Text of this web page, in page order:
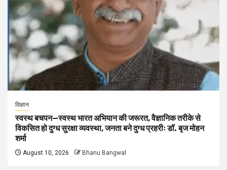
विज्ञान
स्वस्थ बचपन—स्वस्थ भारत अभियान की जरूरत, वैज्ञानिक तरीके से
विकसित हो दुग्ध सुरक्षा व्यवस्था, जनता बने दुग्ध प्रहरीः डॉ. बृज मोहन
शर्मा
August 10, 2026 Bhanu Bangwal